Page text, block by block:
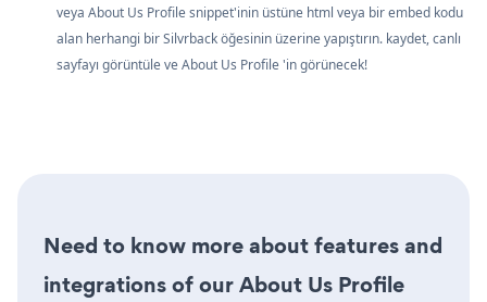
veya About Us Profile snippet'inin üstüne html veya bir embed kodu
alan herhangi bir Silvrback öğesinin üzerine yapıştırın. kaydet, canlı
sayfayı görüntüle ve About Us Profile 'in görünecek!
Need to know more about features and
integrations of our About Us Profile